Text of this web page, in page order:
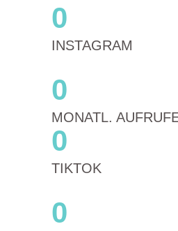
0
INSTAGRAM
0
MONATL.
0
TIKTOK
0